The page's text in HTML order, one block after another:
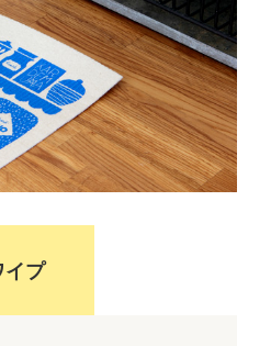
プ